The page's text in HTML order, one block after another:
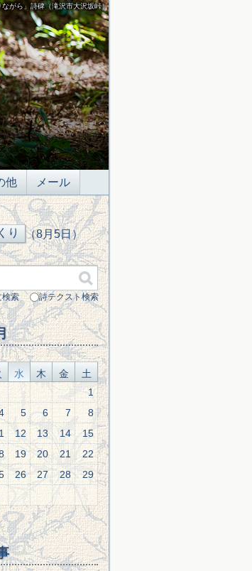
がら」詩碑（滝沢市大沢坂峠）
他 メール
（8月5日）
検索 詩テクスト検索
水 木 金
土
1
5 6 7
8
12 13 14
15
19 20 21
22
26 27 28
29